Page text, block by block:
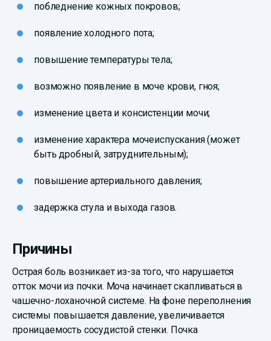
побледнение кожных покровов;
появление холодного пота;
повышение температуры тела;
возможно появление в моче крови, гноя;
изменение цвета и консистенции мочи;
изменение характера мочеиспускания (может
быть дробный, затруднительным);
повышение артериального давления;
задержка стула и выхода газов.
Причины
Острая боль возникает из-за того, что нарушается
отток мочи из почки. Моча начинает скапливаться в
чашечно-лоханочной системе. На фоне переполнения
системы повышается давление, увеличивается
проницаемость сосудистой стенки. Почка